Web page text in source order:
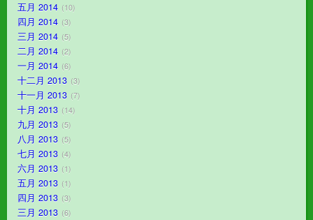
五月 2014 10
四月 2014 3
三月 2014 5
二月 2014 2
一月 2014 6
十二月 2013 3
十一月 2013 7
十月 2013 14
九月 2013 5
八月 2013 5
七月 2013 4
六月 2013 1
五月 2013 1
四月 2013 3
三月 2013 6